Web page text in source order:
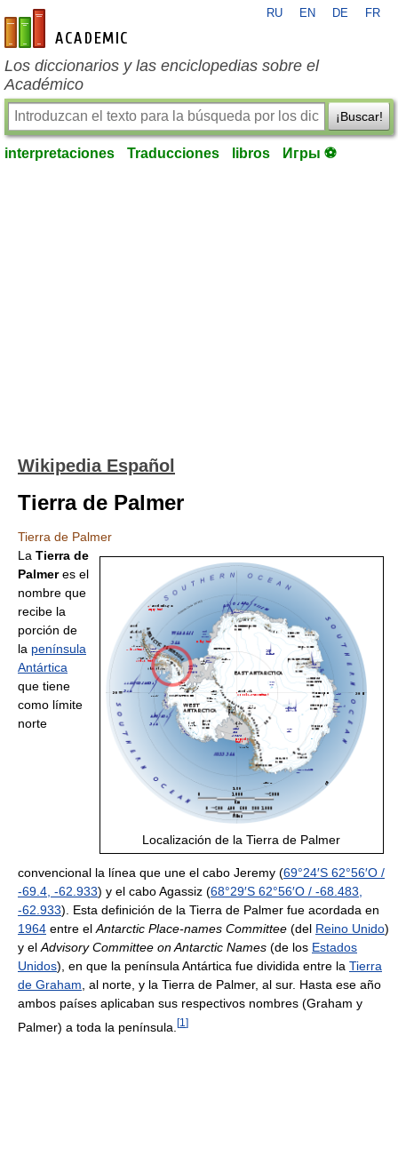
es-academic.com
RU EN DE FR
Los diccionarios y las enciclopedias sobre el
Académico
¡Buscar!
interpretaciones Traducciones libros Игры ⚽
Wikipedia Español
Tierra de Palmer
Tierra de Palmer
Localización de la Tierra de Palmer
La Tierra de
Palmeres el
nombre que
recibe la
porción de
la península
Antártica
que tiene
como límite
norte
convencional la línea que une el cabo Jeremy (69°24′S 62°56′O /
-69.4 -62.933) y el cabo Agassiz (68°29′S 62°56′O / -68.483
-62.933). Esta definición de la Tierra de Palmer fue acordada en
1964 entre el Antarctic Place-names Committee (del Reino Unido)
y el Advisory Committee on Antarctic Names (de los Estados
Unidos), en que la península Antártica fue dividida entre la Tierra
de Graham , al norte, y la Tierra de Palmer, al sur. Hasta ese año
ambos países aplicaban sus respectivos nombres (Graham y
Palmer) a toda la península. [1 ]